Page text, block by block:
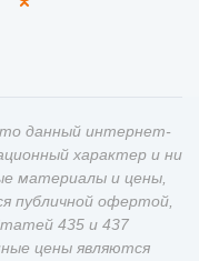
данный интернет-
характер и ни
материалы и цены,
публичной офертой,
435 и 437
цены являются